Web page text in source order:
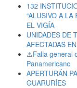
132
“ALUSIVO A LA
EL VIGÍA
UNIDADES DE
AFECTADAS
⚠️Falla general
Panamericano
APERTURÁN
GUARURÍES